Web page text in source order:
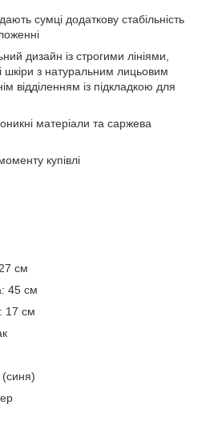
сумці додаткову стабільність
дизайн із строгими лініями,
шкіри з натуральним лицьовим
відділенням із підкладкою для
матеріали та саржева
купівлі
см
45 см
17 см
(синя)